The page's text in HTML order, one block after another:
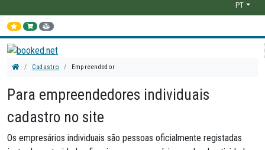
PT
Cadastro Empreendedor
Para empreendedores individuais
cadastro no site
Os empresários individuais são pessoas oficialmente registadas